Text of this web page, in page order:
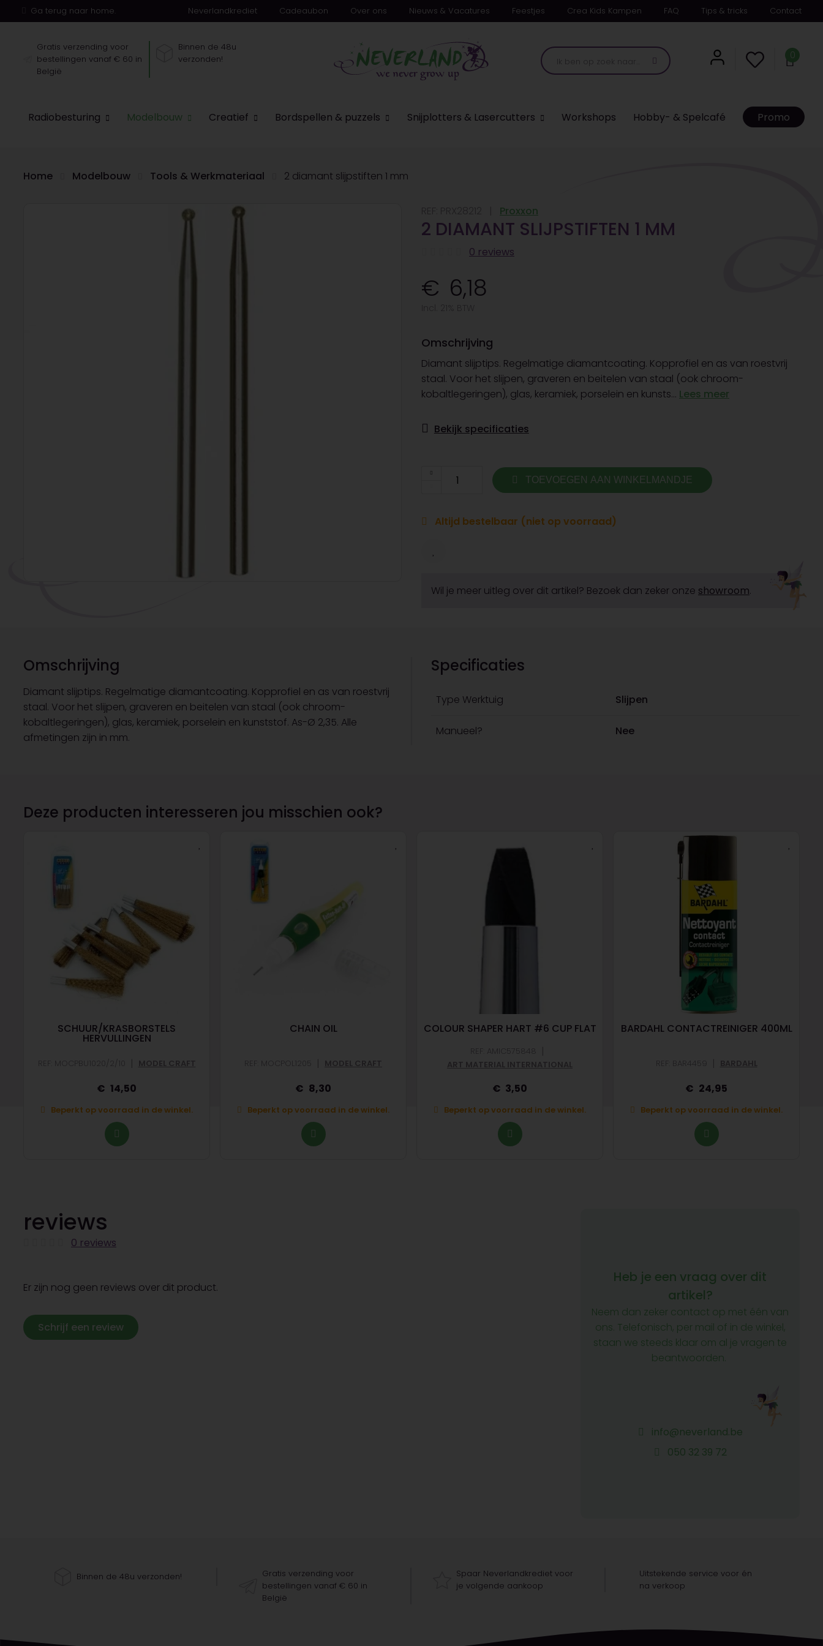
Ga terug naar home. Neverlandkrediet Cadeaubon Over ons Nieuws & Vacatures Feestjes Crea Kids Kampen FAQ Tips & tricks Contact
Gratis verzending voor
bestellingen vanaf € 60 in
België
Binnen de 48u
verzonden!
0
Radiobesturing Modelbouw Creatief Bordspellen & puzzels Snijplotters & Lasercutters Workshops Hobby- & Spelcafé Promo
Home Modelbouw Tools & Werkmateriaal 2 diamant slijpstiften 1 mm
Proxxon
2 DIAMANT SLIJPSTIFTEN 1 MM
0 reviews
6,18
Omschrijving
Diamant slijptips. Regelmatige diamantcoating. Kopprofiel en as van roestvrij
staal. Voor het slijpen, graveren en beitelen van staal (ook chroom-
kobaltlegeringen), glas, keramiek, porselein en kunsts... Lees meer
Bekijk specificaties
TOEVOEGEN AAN WINKELMANDJE
Altijd bestelbaar (niet op voorraad)
Wil je meer uitleg over dit artikel? Bezoek dan zeker onze showroom.
Omschrijving
Diamant slijptips. Regelmatige diamantcoating. Kopprofiel en as van roestvrij
staal. Voor het slijpen, graveren en beitelen van staal (ook chroom-
kobaltlegeringen), glas, keramiek, porselein en kunststof. As-Ø 2,35. Alle
afmetingen zijn in mm.
Specificaties
Type Werktuig Slijpen
Manueel? Nee
Deze producten interesseren jou misschien ook?
SCHUUR/KRASBORSTELS
HERVULLINGEN
| MODEL CRAFT
14,50
Beperkt op voorraad in de winkel.
CHAIN OIL
| MODEL CRAFT
8,30
Beperkt op voorraad in de winkel.
COLOUR SHAPER HART #6 CUP FLAT
REF: AMIC575848 |
ART MATERIAL INTERNATIONAL
3,50
Beperkt op voorraad in de winkel.
BARDAHL CONTACTREINIGER 400ML
REF: BAR4459 | BARDAHL
24,95
Beperkt op voorraad in de winkel.
reviews
0 reviews
Er zijn nog geen reviews over dit product.
Schrijf een review
Heb je een vraag over dit
artikel?
Neem dan zeker contact op met één van
ons. Telefonisch, per mail of in de winkel,
staan we steeds klaar om al je vragen te
beantwoorden.
info@neverland.be
050 32 39 72
Binnen de 48u verzonden!
Gratis verzending voor
bestellingen vanaf € 60 in
België
Spaar Neverlandkrediet voor
je volgende aankoop
Uitstekende service voor én
na verkoop